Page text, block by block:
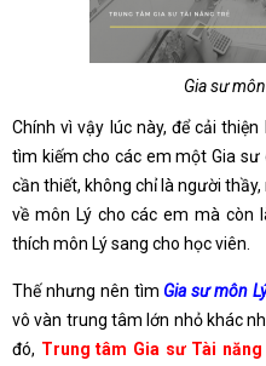
Gia sư
Chính vì vậy lúc này, để cải
tìm kiếm cho các em một Gia
cần thiết, không chỉ là người
về môn Lý cho các em mà còn
thích môn Lý sang cho học viên.
Thế nhưng nên tìm Gia sư môn
vô vàn trung tâm lớn nhỏ khác
đó, Trung tâm Gia sư Tài